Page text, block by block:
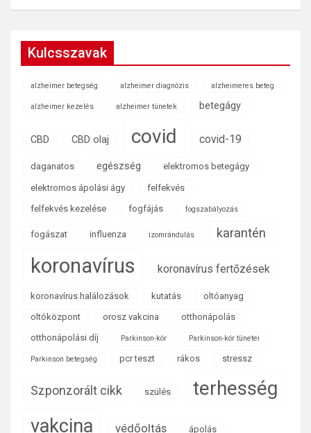
Kulcsszavak
alzheimer betegség alzheimer diagnózis alzheimeres beteg
alzheimer kezelés alzheimer tünetek betegágy
CBD CBD olaj covid covid-19
daganatos egészség elektromos betegágy
elektromos ápolási ágy
felfekvés
felfekvés kezelése
fogfájás fogszabályozás
fogászat influenza izomrándulás karantén
koronavírus koronavírus fertőzések
koronavírus halálozások kutatás
oltóanyag
oltóközpont
orosz vakcina
otthonápolás
otthonápolási díj
Parkinson-kór Parkinson-kór tünetei
Parkinson betegség pcr teszt rákos stressz
Szponzorált cikk szülés terhesség
vakcina védőoltás ápolás